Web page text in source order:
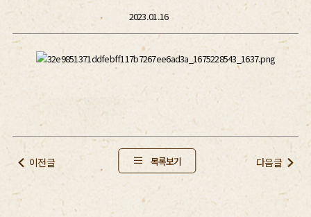
2023.01.16
이전글 목록보기 다음글